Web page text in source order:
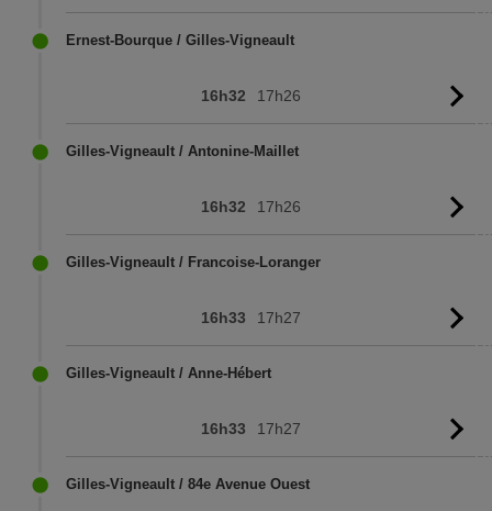
Ernest-Bourque / Gilles-Vigneault
16h32 17h26
Gilles-Vigneault / Antonine-Maillet
16h32 17h26
Gilles-Vigneault / Francoise-Loranger
16h33 17h27
Gilles-Vigneault / Anne-Hébert
16h33 17h27
Gilles-Vigneault / 84e Avenue Ouest